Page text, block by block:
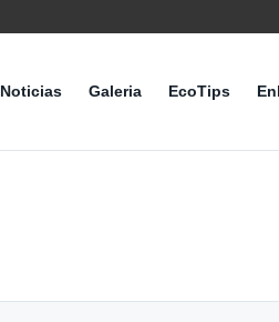
Noticias Galeria EcoTips